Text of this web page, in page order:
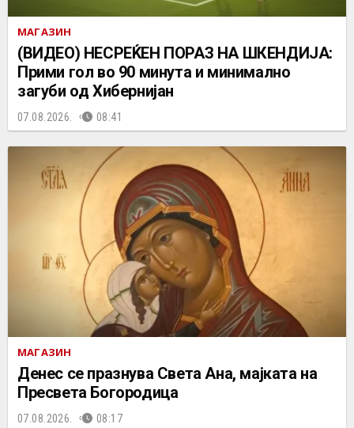
МАГАЗИН
(ВИДЕО) НЕСРЕЌЕН ПОРАЗ НА ШКЕНДИЈА:
Прими гол во 90 минута и минимално
загуби од Хибернијан
07.08.2026. 08:41
МАГАЗИН
Денес се празнува Света Ана, мајката на
Пресвета Богородица
07.08.2026. 08:17